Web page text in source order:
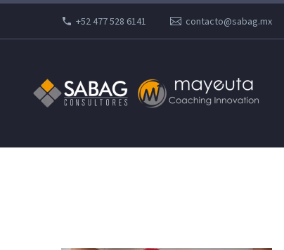
+52 477 528 6141 contacto@sabag.mx